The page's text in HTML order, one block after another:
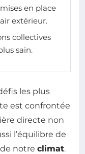
en place
extérieur.
collectives
sain.
les plus
est confrontée
directe non
l’équilibre de
notre climat.